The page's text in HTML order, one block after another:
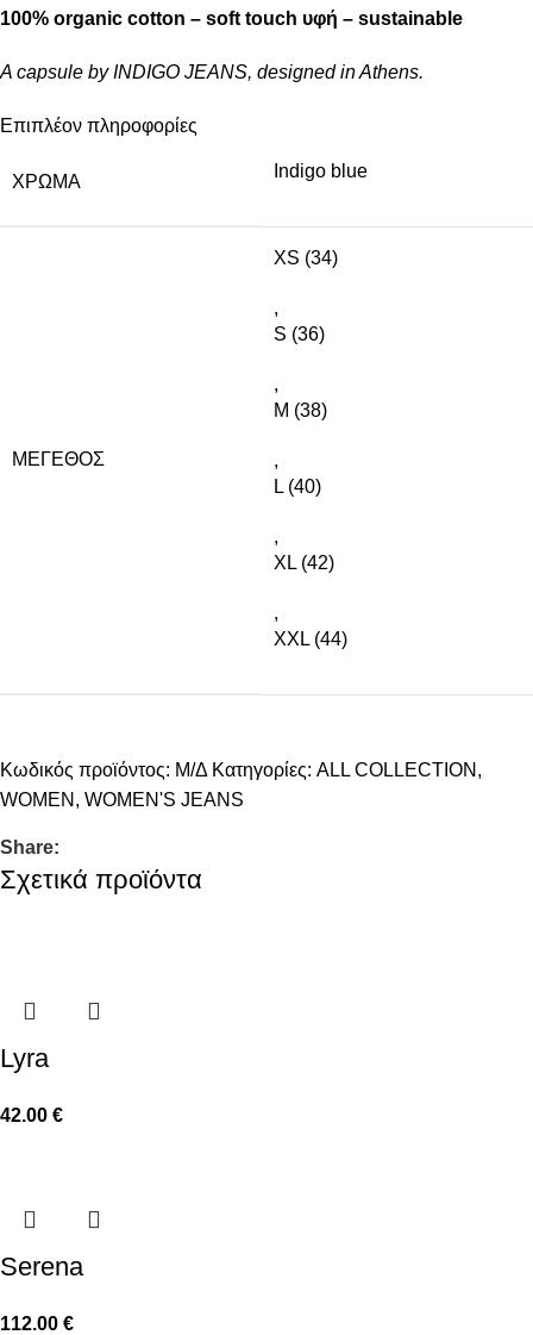
100% organic cotton – soft touch υφή – sustainable
A capsule by INDIGO JEANS, designed in Athens.
Επιπλέον πληροφορίες
ΧΡΏΜΑ
Indigo blue
ΜΈΓΕΘΟΣ
XS (34)
,
S (36)
,
M (38)
,
L (40)
,
XL (42)
,
XXL (44)
Κωδικός προϊόντος: Μ/Δ Κατηγορίες: ALL COLLECTION ,
WOMEN , WOMEN'S JEANS
Share:
Σχετικά προϊόντα
Lyra
42.00 €
Serena
112.00 €